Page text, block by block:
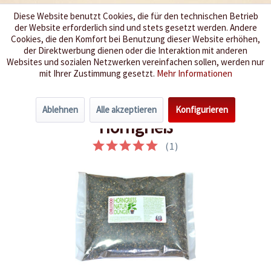
Wir würzen Ihr Leben
Menü
Übersicht für gesunde Pflanzen
Horngrieß
(1)
Diese Website benutzt Cookies, die für den technischen Betrieb
der Website erforderlich sind und stets gesetzt werden. Andere
Cookies, die den Komfort bei Benutzung dieser Website erhöhen,
der Direktwerbung dienen oder die Interaktion mit anderen
Websites und sozialen Netzwerken vereinfachen sollen, werden nur
mit Ihrer Zustimmung gesetzt. Mehr Informationen
Ablehnen Alle akzeptieren Konfigurieren